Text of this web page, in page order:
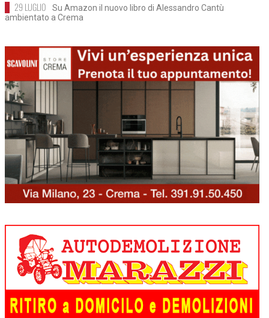
29 LUGLIO
Su Amazon il nuovo libro di Alessandro Cantù
ambientato a Crema